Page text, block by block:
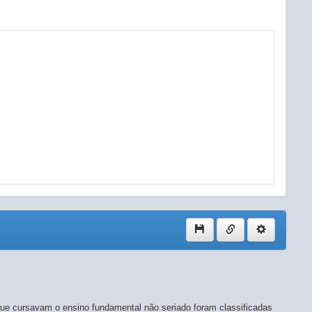
cursavam o ensino fundamental não seriado foram classificadas